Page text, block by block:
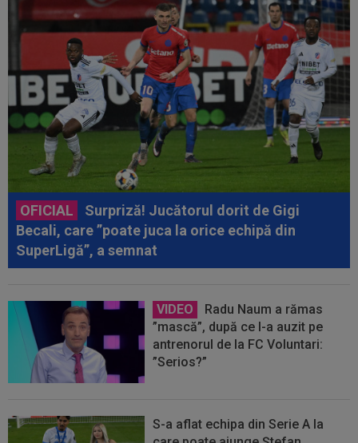
OFICIAL
Surpriză! Jucătorul dorit de Gigi
Becali, care ”poate juca la orice echipă din
SuperLigă”, a semnat
VIDEO
Radu Naum a rămas
”mască”, după ce l-a auzit pe
antrenorul de la FC Voluntari:
”Serios?”
S-a aflat echipa din Serie A la